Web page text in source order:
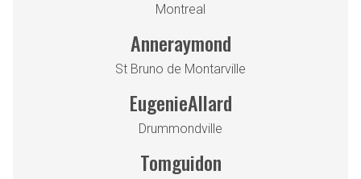
Montreal
Anneraymond
St Bruno de Montarville
EugenieAllard
Drummondville
Tomguidon